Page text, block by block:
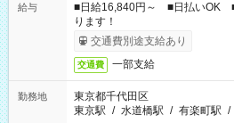
給与
■日給16,840円～ ■日払いOK
ります！
交通費別途支給あり
交通費 一部支給
勤務地
東京都千代田区
東京駅 / 水道橋駅 / 有楽町駅 /